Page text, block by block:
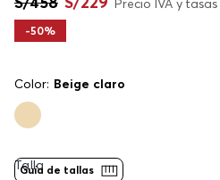
Precio IVA y tasas
-50%
Color: Beige claro
Guía de tallas
Talla